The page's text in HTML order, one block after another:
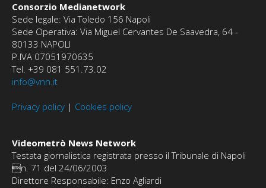
Consorzio Medianetwork
Sede legale: Via Toledo 156 Napoli
Sede Operativa: Via Miguel Cervantes De Saavedra, 64 -
80133 NAPOLI
P.IVA 07051970635
Tel. +39 081 551.73.02
info@vnn.it
Privacy policy | Cookies policy
Videometrò News Network
Testata giornalistica registrata presso il Tribunale di Napoli
n. 71 del 24/06/2003
Direttore Responsabile: Enzo Agliardi